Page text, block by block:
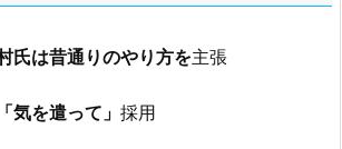
氏は昔通りのやり方を主張
気を遣って」 採用